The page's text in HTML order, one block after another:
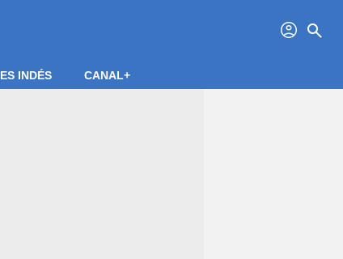
profil search
INDÉS CANAL+